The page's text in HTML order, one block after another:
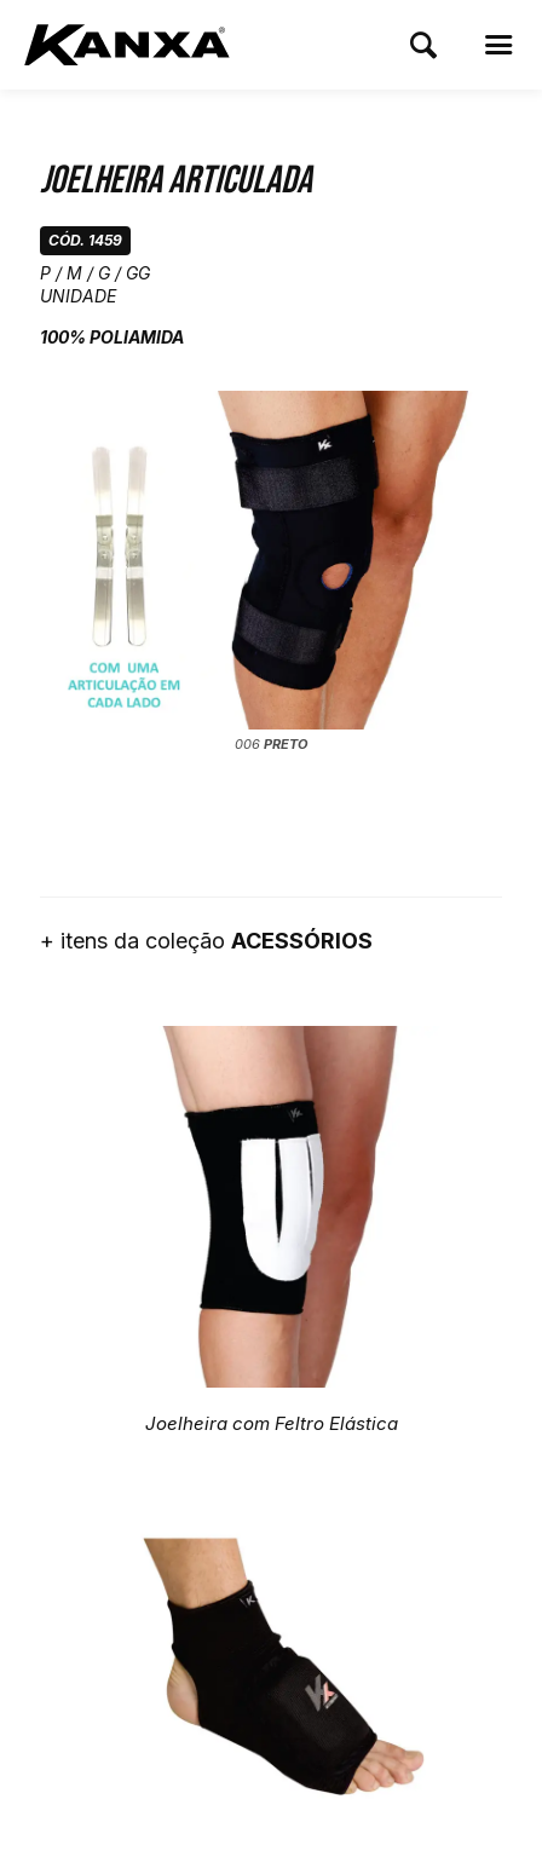
Joelheira Articulada
CÓD. 1459
P / M / G / GG
UNIDADE
100% POLIAMIDA
006 PRETO
+ itens da coleção ACESSÓRIOS
Joelheira com Feltro Elástica